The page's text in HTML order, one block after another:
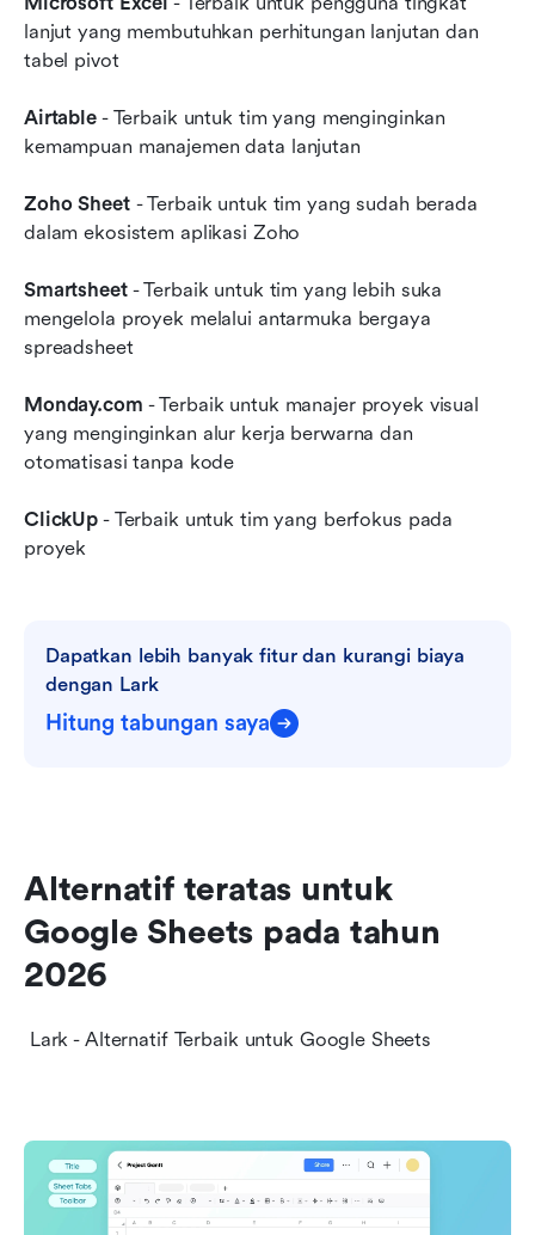
lanjut yang membutuhkan perhitungan lanjutan dan
tabel pivot
Airtable - Terbaik untuk tim yang menginginkan
kemampuan manajemen data lanjutan
Zoho Sheet - Terbaik untuk tim yang sudah berada
dalam ekosistem aplikasi Zoho
Smartsheet - Terbaik untuk tim yang lebih suka
mengelola proyek melalui antarmuka bergaya
spreadsheet
Monday.com - Terbaik untuk manajer proyek visual
yang menginginkan alur kerja berwarna dan
otomatisasi tanpa kode
ClickUp - Terbaik untuk tim yang berfokus pada
proyek
Dapatkan lebih banyak fitur dan kurangi biaya
dengan Lark
Hitung tabungan saya
Alternatif teratas untuk
Google Sheets pada tahun
2026
Lark - Alternatif Terbaik untuk Google Sheets